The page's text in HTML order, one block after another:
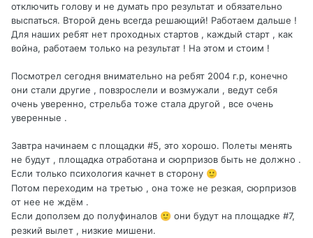
отключить голову и не думать про результат и обязательно
выспаться. Второй день всегда решающий! Работаем дальше !
Для наших ребят нет проходных стартов , каждый старт , как
война, работаем только на результат ! На этом и стоим !
Посмотрел сегодня внимательно на ребят 2004 г.р, конечно
они стали другие , повзрослели и возмужали , ведут себя
очень уверенно, стрельба тоже стала другой , все очень
уверенные .
Завтра начинаем с площадки #5, это хорошо. Полеты менять
не будут , площадка отработана и сюрпризов быть не должно .
Если только психология качнет в сторону 🙂
Потом переходим на третью , она тоже не резкая, сюрпризов
от нее не ждём .
Если доползем до полуфиналов 🙂 они будут на площадке #7,
резкий вылет , низкие мишени.